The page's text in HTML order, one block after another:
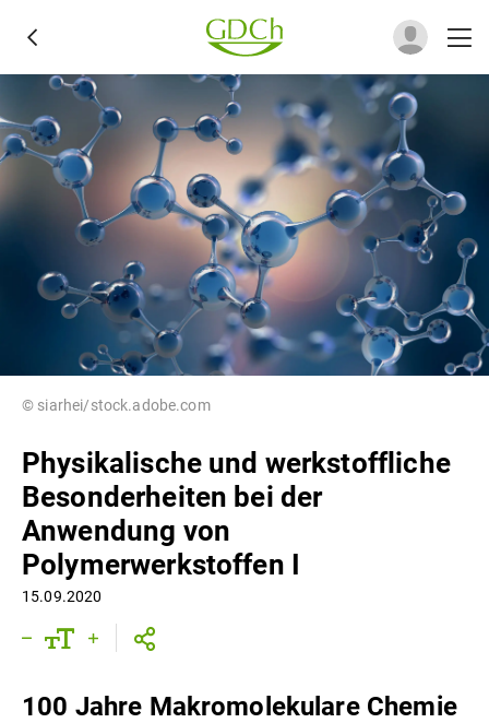
© siarhei/stock.adobe.com
Physikalische und werkstoffliche
Besonderheiten bei der
Anwendung von
Polymerwerkstoffen I
15.09.2020
100 Jahre Makromolekulare Chemie